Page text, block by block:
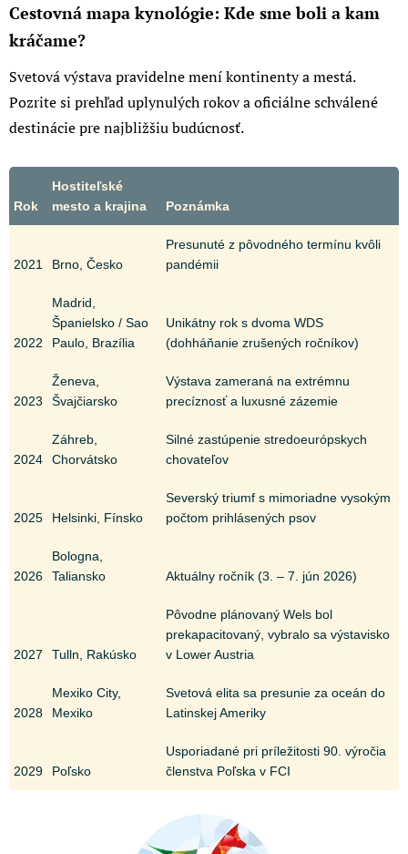
Cestovná mapa kynológie: Kde sme boli a kam
kráčame?
Svetová výstava pravidelne mení kontinenty a mestá.
Pozrite si prehľad uplynulých rokov a oficiálne schválené
destinácie pre najbližšiu budúcnosť.
Rok
Hostiteľské
mesto a krajina
Poznámka
2021 Brno, Česko
Presunuté z pôvodného termínu kvôli
pandémii
2022
Madrid,
Španielsko / Sao
Paulo, Brazília
Unikátny rok s dvoma WDS
(dohháňanie zrušených ročníkov)
2023
Ženeva,
Švajčiarsko
Výstava zameraná na extrémnu
precíznosť a luxusné zázemie
2024
Záhreb,
Chorvátsko
Silné zastúpenie stredoeurópskych
chovateľov
2025 Helsinki, Fínsko
Severský triumf s mimoriadne vysokým
počtom prihlásených psov
2026
Bologna,
Taliansko
Aktuálny ročník (3. – 7. jún 2026)
2027 Tulln, Rakúsko
Pôvodne plánovaný Wels bol
prekapacitovaný, vybralo sa výstavisko
v Lower Austria
2028
Mexiko City,
Mexiko
Svetová elita sa presunie za oceán do
Latinskej Ameriky
2029 Poľsko
Usporiadané pri príležitosti 90. výročia
členstva Poľska v FCI